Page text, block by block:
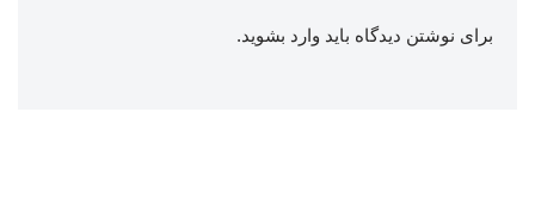
برای نوشتن دیدگاه باید وارد بشوید.